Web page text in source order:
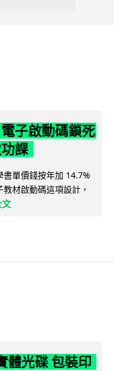
子啟動碼鎖死
課
單價錢按年加 14.7%
材啟動碼這項設計，
文
體光碟 包裝印